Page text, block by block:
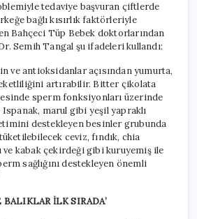
tedaviye başvuran çiftlerde
bağlı kısırlık faktörleriyle
Bahçeci Tüp Bebek doktorlarından
Semih Tangal şu ifadeleri kullandı:
ve antioksidanlar açısından yumurta,
artırabilir. Bitter çikolata
sperm fonksiyonları üzerinde
marul gibi yeşil yapraklı
destekleyen besinler grubunda
ceviz, fındık, chia
ve kabak çekirdeği gibi kuruyemiş ile
sağlığını destekleyen önemli
BALIKLAR İLK SIRADA’